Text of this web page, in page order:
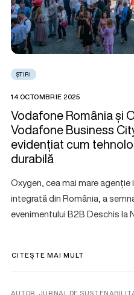
ȘTIRI
14 OCTOMBRIE 2025
Vodafone România și
Vodafone Business
evidențiat cum
durabilă
Oxygen, cea mai mare
integrată din România, a
evenimentului B2B Deschis la
CITEȘTE MAI MULT
AUTOR. JURNAL DE